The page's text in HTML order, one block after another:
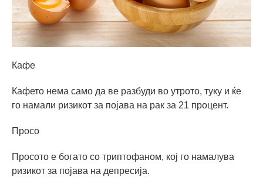
Кафе
Кафето нема само да ве разбуди во утрото, туку и ќе
го намали ризикот за појава на рак за 21 процент.
Просо
Просото е богато со триптофаном, кој го намалува
ризикот за појава на депресија.